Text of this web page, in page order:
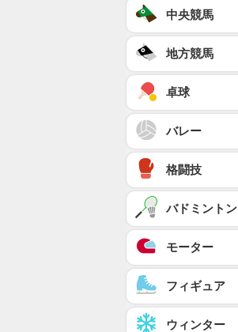
中央競馬
地方競馬
卓球
バレー
格闘技
バドミントン
モーター
フィギュア
ウィンター